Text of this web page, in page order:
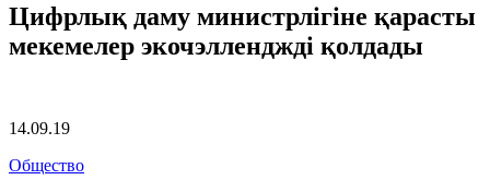
Цифрлық даму министрлігіне қарасты
мекемелер экочэлленджді қолдады
14.09.19
Общество